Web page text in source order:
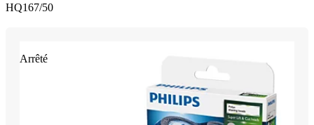
HQ167/50
Arrêté